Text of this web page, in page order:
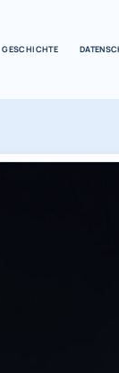
GESCHICHTE